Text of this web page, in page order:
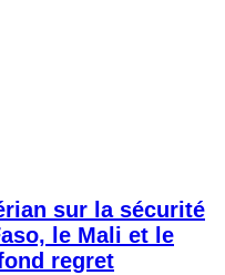
sur la sécurité
le Mali et le
regret